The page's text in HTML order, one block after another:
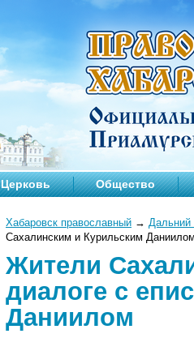
Церковь Общество
Хабаровск православный → Дальний
Сахалинским и Курильским
Жители
диалоге с
Даниилом